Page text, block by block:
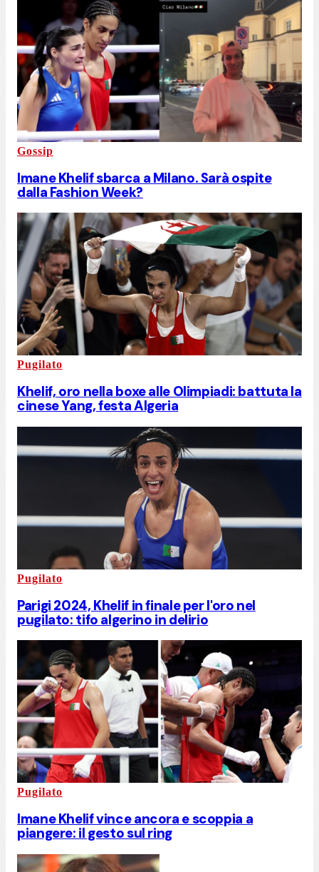
Gossip
Imane Khelif sbarca a Milano. Sarà ospite
dalla Fashion Week?
Pugilato
Khelif, oro nella boxe alle Olimpiadi: battuta la
cinese Yang, festa Algeria
Pugilato
Parigi 2024, Khelif in finale per l'oro nel
pugilato: tifo algerino in delirio
Pugilato
Imane Khelif vince ancora e scoppia a
piangere: il gesto sul ring